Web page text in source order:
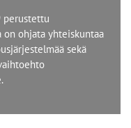
perustettu
on ohjata yhteiskuntaa
sekä